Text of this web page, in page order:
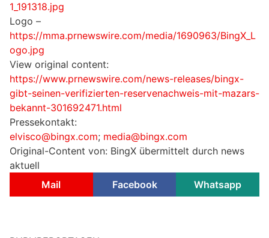
1_191318.jpg
Logo –
https://mma.prnewswire.com/media/1690963/BingX_L
ogo.jpg
View original content:
https://www.prnewswire.com/news-releases/bingx-
gibt-seinen-verifizierten-reservenachweis-mit-mazars-
bekannt-301692471.html
Pressekontakt:
elvisco@bingx.com; media@bingx.com
Original-Content von: BingX übermittelt durch news
aktuell
Mail
Facebook Whatsapp